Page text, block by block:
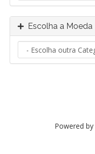
Escolha a Moeda
Powered by